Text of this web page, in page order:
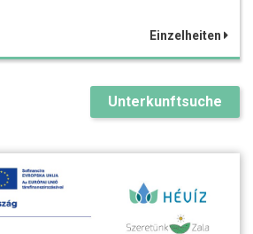
Einzelheiten
Unterkunftsuche